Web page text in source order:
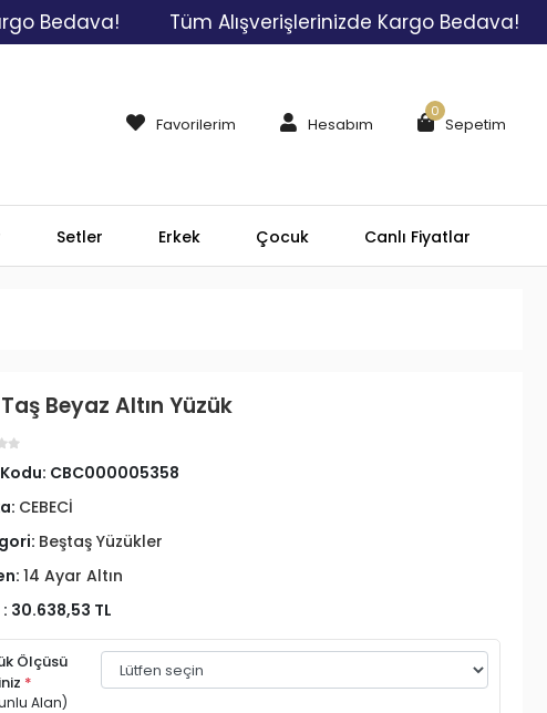
Tüm Alışverişlerinizde Kargo Bedava!
Favorilerim Hesabım Sepetim
0
Setler Erkek Çocuk Canlı Fiyatlar
Beyaz Altın Yüzük
CBC000005358
CEBECİ
Beştaş Yüzükler
14 Ayar Altın
30.638,53 TL
Ölçüsü
*
Alan)